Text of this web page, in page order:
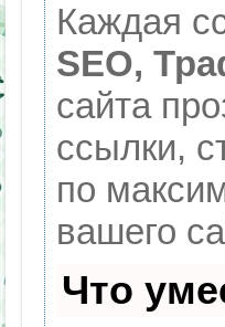
Каждая
SEO,
сайта
ссылки,
по
вашего
Что